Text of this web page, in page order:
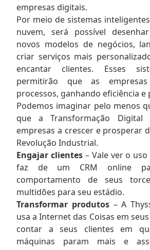
empresas digitais.
Por meio de sistemas
nuvem, será possível
novos modelos de negócios,
criar serviços mais
encantar clientes. Esses
permitirão que as
processos, ganhando eficiência
Podemos imaginar pelo menos
que a Transformação Digital
empresas a crescer e prosperar
Revolução Industrial.
Engajar clientes– Vale ver o
faz de um CRM online
comportamento de seus
multidões para seu estádio.
Transformar produtos– A
usa a Internet das Coisas em
contar a seus clientes em
máquinas param mais e